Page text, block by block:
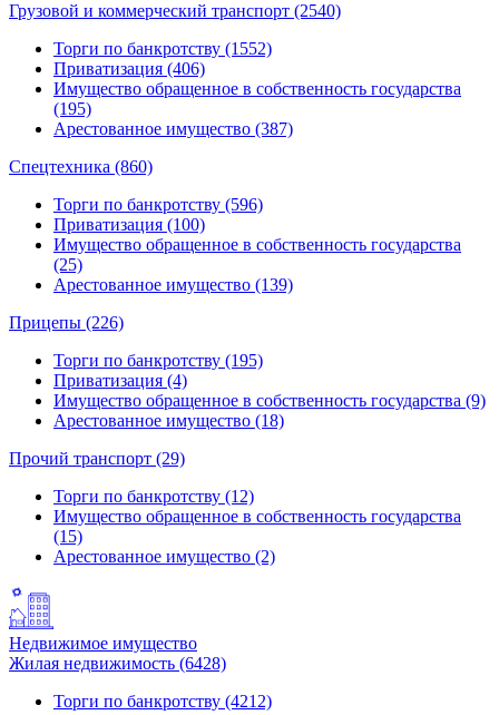
Грузовой и коммерческий транспорт (2540)
Торги по банкротству (1552)
Приватизация (406)
Имущество обращенное в собственность государства
(195)
Арестованное имущество (387)
Спецтехника (860)
Торги по банкротству (596)
Приватизация (100)
Имущество обращенное в собственность государства
(25)
Арестованное имущество (139)
Прицепы (226)
Торги по банкротству (195)
Приватизация (4)
Имущество обращенное в собственность государства (9)
Арестованное имущество (18)
Прочий транспорт (29)
Торги по банкротству (12)
Имущество обращенное в собственность государства
(15)
Арестованное имущество (2)
Недвижимое имущество
Жилая недвижимость (6428)
Торги по банкротству (4212)